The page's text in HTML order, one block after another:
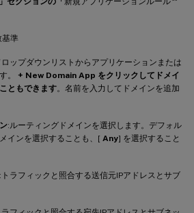
基準
ロップダウンリストからアプリケーションまたは
。 + New Domain App をクリックしてドメイ
ともできます。名前を入力してドメインを追加
:ルーティングドメインを選択します。デフォル
インを選択することも、[ Any] を選択すること
:トラフィックと照合する送信元IPアドレスとサブ